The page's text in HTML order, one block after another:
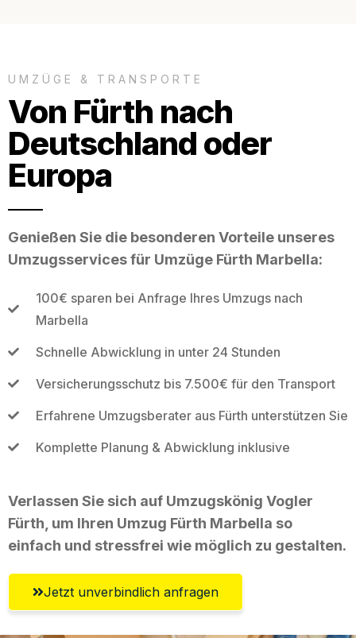
UMZÜGE & TRANSPORTE
Von Fürth nach
Deutschland oder
Europa
Genießen Sie die besonderen Vorteile unseres
Umzugsservices für Umzüge Fürth Marbella:
100€ sparen bei Anfrage Ihres Umzugs nach
Marbella
Schnelle Abwicklung in unter 24 Stunden
Versicherungsschutz bis 7.500€ für den Transport
Erfahrene Umzugsberater aus Fürth unterstützen Sie
Komplette Planung & Abwicklung inklusive
Verlassen Sie sich auf Umzugskönig Vogler
Fürth, um Ihren Umzug Fürth Marbella so
einfach und stressfrei wie möglich zu gestalten.
Jetzt unverbindlich anfragen